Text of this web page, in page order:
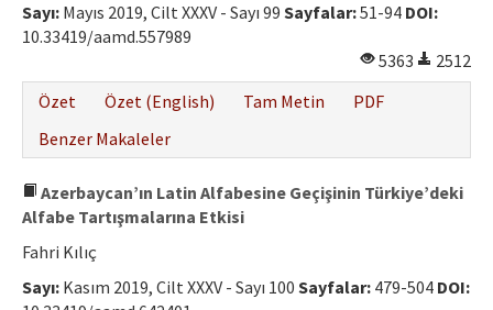
Sayı: Mayıs 2019, Cilt XXXV - Sayı 99 Sayfalar:51-94 DOI:
10.33419/aamd.557989
5363
2512
Özet
Özet (English) Tam Metin
PDF
Benzer Makaleler
Azerbaycan’ın Latin Alfabesine Geçişinin Türkiye’deki
Alfabe Tartışmalarına Etkisi
Fahri Kılıç
Sayı: Kasım 2019, Cilt XXXV - Sayı 100 Sayfalar: 479-504 DOI: